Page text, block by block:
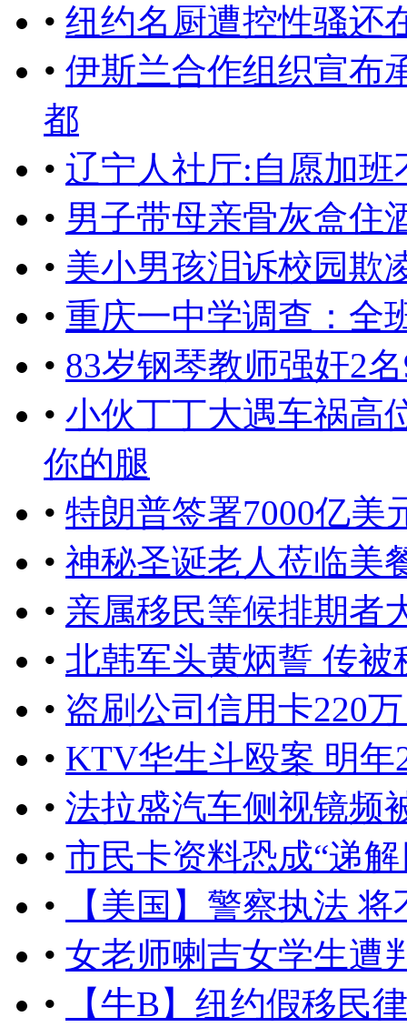
• 纽约名厨遭控性骚
• 伊斯兰合作组织宣布
都
• 辽宁人社厅:自愿加
• 男子带母亲骨灰盒住
• 美小男孩泪诉校园欺
• 重庆一中学调查：全
• 83岁钢琴教师强奸2
• 小伙丁丁大遇车祸高
你的腿
• 特朗普签署7000亿美
• 神秘圣诞老人莅临美
• 亲属移民等候排期者
• 北韩军头黄炳誓 传被
• 盗刷公司信用卡220
• KTV华生斗殴案 明年
• 法拉盛汽车侧视镜频
• 市民卡资料恐成“递
•
【美国】警察执法
• 女老师喇吉女学生遭
•
【牛B】纽约假移民